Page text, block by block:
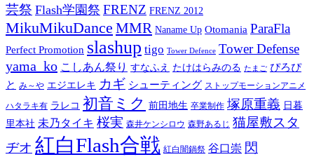
芸祭 Flash学園祭 FRENZ FRENZ 2012
MikuMikuDance MMR Naname Up Otomania ParaFla
Perfect Promotion slashup tigo Tower Defence Tower Defense
yama_ko こしあん祭り すなふえ たけはらみのる たまご ぴろぴ
と み～や エジエレキ カギ シューティング ストップモーションアニメ
ハタラキ有 ラレコ 初音ミク 前田地生 卒業制作 塚原重義 日暮
里本社 未乃タイキ 桜実 森井ケンシロウ 森野あるじ 猫屋敷スタ
ヂオ 紅白Flash合戦 紅白闇鍋祭 谷口崇 閃